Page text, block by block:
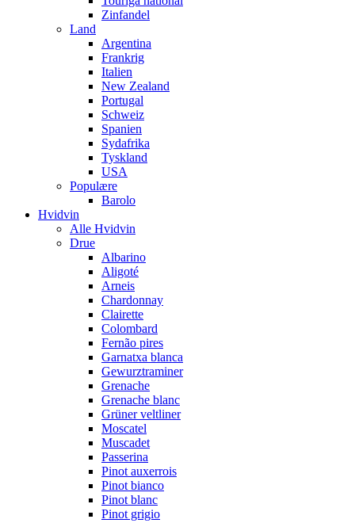
Zinfandel
Land
Argentina
Frankrig
Italien
New Zealand
Portugal
Schweiz
Spanien
Sydafrika
Tyskland
USA
Populære
Barolo
Hvidvin
Alle Hvidvin
Drue
Albarino
Aligoté
Arneis
Chardonnay
Clairette
Colombard
Fernão pires
Garnatxa blanca
Gewurztraminer
Grenache
Grenache blanc
Grüner veltliner
Moscatel
Muscadet
Passerina
Pinot auxerrois
Pinot bianco
Pinot blanc
Pinot grigio